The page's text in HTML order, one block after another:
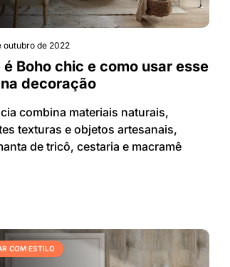
outubro de 2022
é Boho chic e como usar esse
decoração
combina materiais naturais,
texturas e objetos artesanais,
de tricô, cestaria e macramê
COM ESTILO